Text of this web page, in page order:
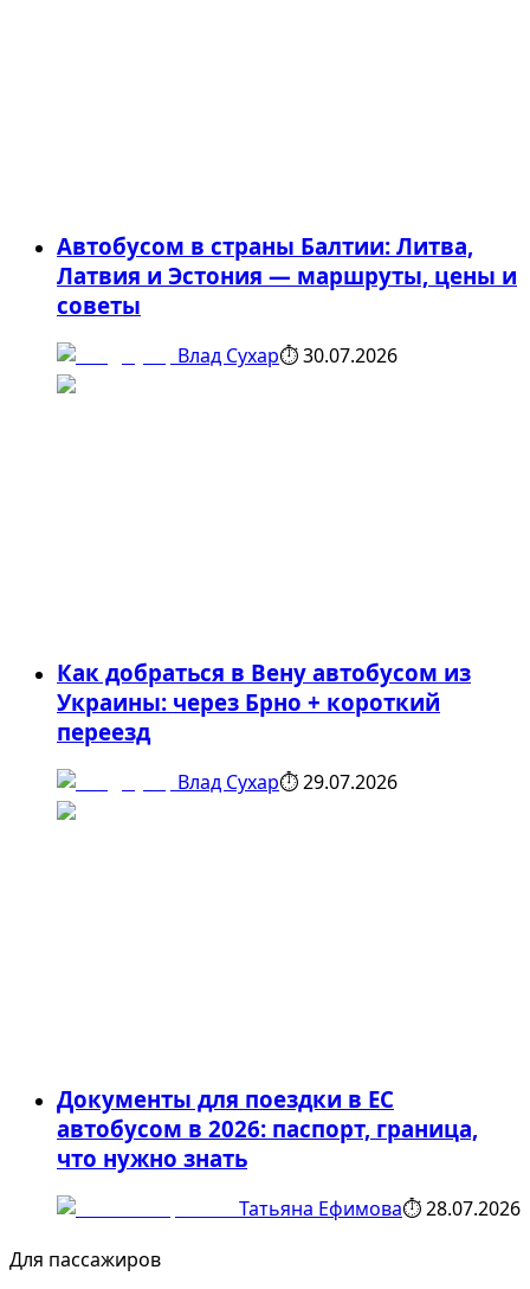
Автобусом в страны Балтии: Литва,
Латвия и Эстония — маршруты, цены и
советы
Влад Сухар⏱30.07.2026
Как добраться в Вену автобусом из
Украины: через Брно + короткий
переезд
Влад Сухар⏱29.07.2026
Документы для поездки в ЕС
автобусом в 2026: паспорт, граница,
что нужно знать
Татьяна Ефимова⏱28.07.2026
Для пассажиров